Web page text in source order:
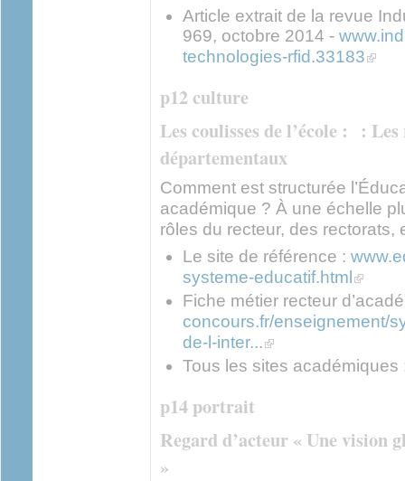
Article extrait de la revue
969, octobre 2014 -
technologies-rfid.33183(link
p12 culture
Les coulisses de l’école : :
départementaux
Comment est structurée
académique ? À une échelle
rôles du recteur, des rectorats,
Le site de référence :
systeme-educatif.html(link is
Fiche métier recteur
concours.fr/enseignement/
de-l-inter...(link is external)
Tous les sites
p14 portrait
Regard d’acteur « Une vision
»